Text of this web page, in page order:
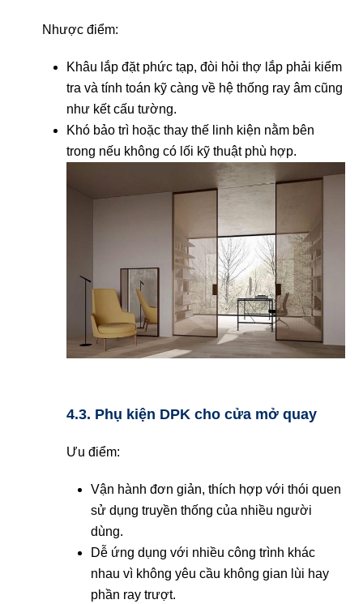
Nhược điểm:
Khâu lắp đặt phức tạp, đòi hỏi thợ lắp phải kiểm
tra và tính toán kỹ càng về hệ thống ray âm cũng
như kết cấu tường.
Khó bảo trì hoặc thay thế linh kiện nằm bên
trong nếu không có lối kỹ thuật phù hợp.
4.3. Phụ kiện DPK cho cửa mở quay
Ưu điểm:
Vận hành đơn giản, thích hợp với thói quen
sử dụng truyền thống của nhiều người
dùng.
Dễ ứng dụng với nhiều công trình khác
nhau vì không yêu cầu không gian lùi hay
phần ray trượt.